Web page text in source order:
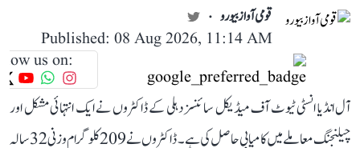
قومی آواز بیورو
Published: 08 Aug 2026, 11:14 AM
us on:
آل انڈیا انسٹی ٹیوٹ آف میڈیکل سائنسز دہلی کے ڈاکٹروں نے ایک انتہائی مشکل اور
چیلنجنگ معاملے میں کامیابی حاصل کی ہے۔ ڈاکٹروں نے 209 کلوگرام وزنی 32 سالہ